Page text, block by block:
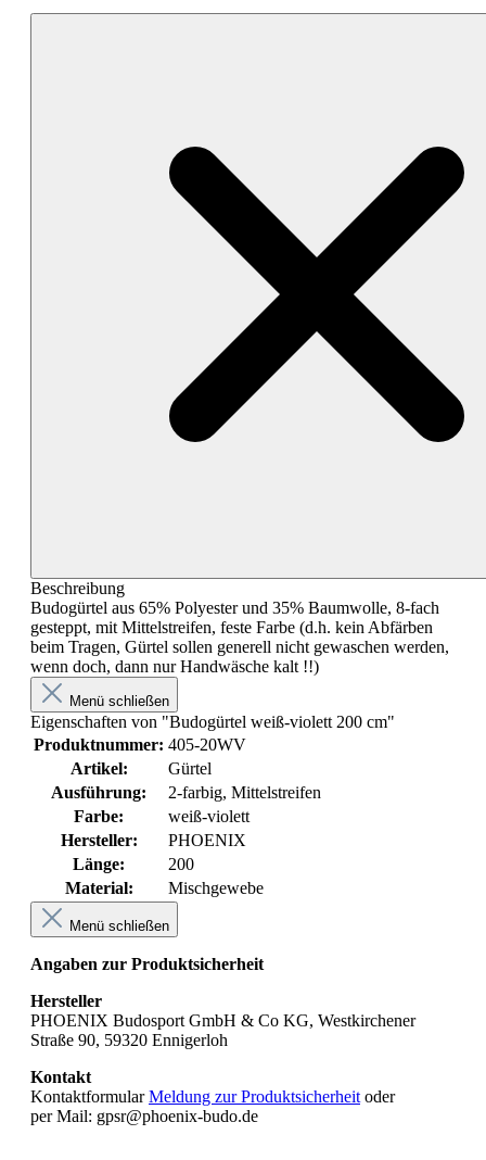
Beschreibung
Budogürtel aus 65% Polyester und 35% Baumwolle, 8-fach
gesteppt, mit Mittelstreifen, feste Farbe (d.h. kein Abfärben
beim Tragen, Gürtel sollen generell nicht gewaschen werden,
wenn doch, dann nur Handwäsche kalt !!)
Menü schließen
Eigenschaften von "Budogürtel weiß-violett 200 cm"
Produktnummer: 405-20WV
Artikel:
Gürtel
Ausführung:
2-farbig, Mittelstreifen
Farbe:
weiß-violett
Hersteller:
PHOENIX
Länge:
200
Material:
Mischgewebe
Menü schließen
Angaben zur Produktsicherheit
Hersteller
PHOENIX Budosport GmbH & Co KG, Westkirchener
Straße 90, 59320 Ennigerloh
Kontakt
KontaktformularMeldung zur Produktsicherheit oder
per Mail: gpsr@phoenix-budo.de